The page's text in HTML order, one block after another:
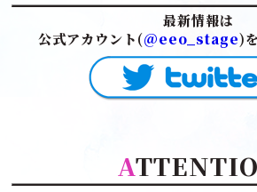
最新情報は
公式アカウント(@eeo_stage)
A